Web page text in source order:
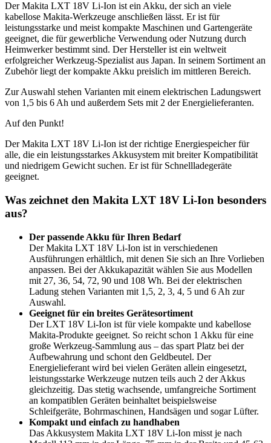
Der Makita LXT 18V Li-Ion ist ein Akku, der sich an viele
kabellose Makita-Werkzeuge anschließen lässt. Er ist für
leistungsstarke und meist kompakte Maschinen und Gartengeräte
geeignet, die für gewerbliche Verwendung oder Nutzung durch
Heimwerker bestimmt sind. Der Hersteller ist ein weltweit
erfolgreicher Werkzeug-Spezialist aus Japan. In seinem Sortiment an
Zubehör liegt der kompakte Akku preislich im mittleren Bereich.
Zur Auswahl stehen Varianten mit einem elektrischen Ladungswert
von 1,5 bis 6 Ah und außerdem Sets mit 2 der Energielieferanten.
Auf den Punkt!
Der Makita LXT 18V Li-Ion ist der richtige Energiespeicher für
alle, die ein leistungsstarkes Akkusystem mit breiter Kompatibilität
und niedrigem Gewicht suchen. Er ist für Schnellladegeräte
geeignet.
Was zeichnet den Makita LXT 18V Li-Ion besonders
aus?
Der passende Akku für Ihren Bedarf
Der Makita LXT 18V Li-Ion ist in verschiedenen
Ausführungen erhältlich, mit denen Sie sich an Ihre Vorlieben
anpassen. Bei der Akkukapazität wählen Sie aus Modellen
mit 27, 36, 54, 72, 90 und 108 Wh. Bei der elektrischen
Ladung stehen Varianten mit 1,5, 2, 3, 4, 5 und 6 Ah zur
Auswahl.
Geeignet für ein breites Gerätesortiment
Der LXT 18V Li-Ion ist für viele kompakte und kabellose
Makita-Produkte geeignet. So reicht schon 1 Akku für eine
große Werkzeug-Sammlung aus – das spart Platz bei der
Aufbewahrung und schont den Geldbeutel. Der
Energielieferant wird bei vielen Geräten allein eingesetzt,
leistungsstarke Werkzeuge nutzen teils auch 2 der Akkus
gleichzeitig. Das stetig wachsende, umfangreiche Sortiment
an kompatiblen Geräten beinhaltet beispielsweise
Schleifgeräte, Bohrmaschinen, Handsägen und sogar Lüfter.
Kompakt und einfach zu handhaben
Das Akkusystem Makita LXT 18V Li-Ion misst je nach